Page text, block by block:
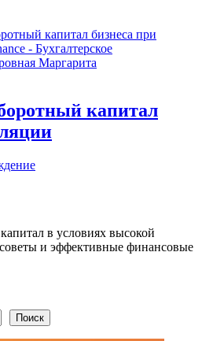
капитал
в условиях высокой
и эффективные финансовые
Поиск